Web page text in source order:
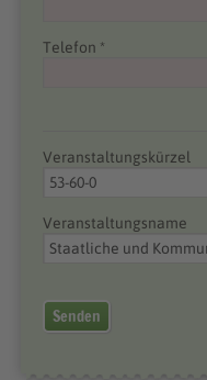
Telefon *
Veranstaltungskürzel
Veranstaltungsname
Senden